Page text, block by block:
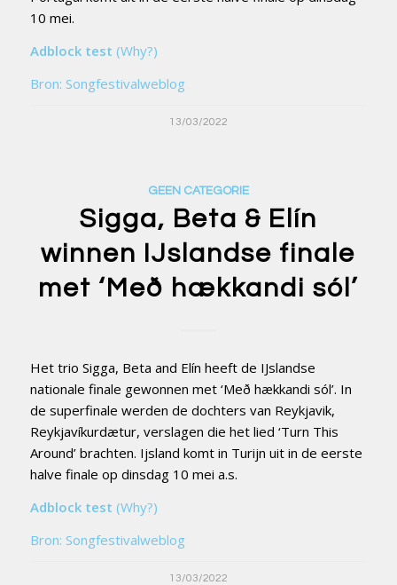
10 mei.
Adblock test (Why?)
Bron: Songfestivalweblog
13/03/2022
GEEN CATEGORIE
Sigga, Beta & Elín
winnen IJslandse finale
met ‘Með hækkandi sól’
Het trio Sigga, Beta and Elín heeft de IJslandse
nationale finale gewonnen met ‘Með hækkandi sól’. In
de superfinale werden de dochters van Reykjavik,
Reykjavíkurdætur, verslagen die het lied ‘Turn This
Around’ brachten. Ijsland komt in Turijn uit in de eerste
halve finale op dinsdag 10 mei a.s.
Adblock test (Why?)
Bron: Songfestivalweblog
13/03/2022